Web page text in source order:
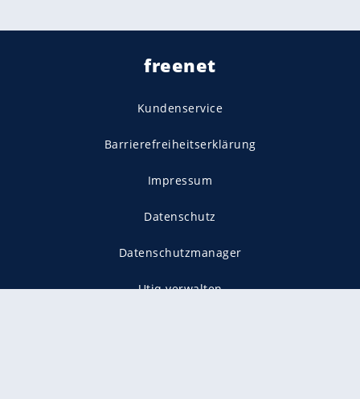
freenet
Kundenservice
Barrierefreiheitserklärung
Impressum
Datenschutz
Datenschutzmanager
Utiq verwalten